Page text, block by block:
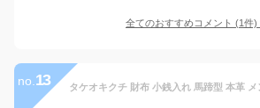
全てのおすすめコメント (1件)
no. 13